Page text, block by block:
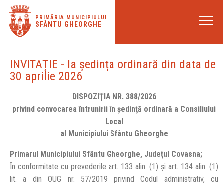
PRIMĂRIA MUNICIPIULUI
SFÂNTU GHEORGHE
INVITAȚIE - la ședința ordinară din data de
30 aprilie 2026
DISPOZIŢIA NR. 388/2026
privind convocarea întrunirii în şedinţă ordinară a Consiliului
Local
al Municipiului Sfântu Gheorghe
Primarul Municipiului Sfântu Gheorghe, Judeţul Covasna;
În conformitate cu prevederile art. 133 alin. (1) și art. 134 alin. (1)
lit. a din OUG nr. 57/2019 privind Codul administrativ, cu